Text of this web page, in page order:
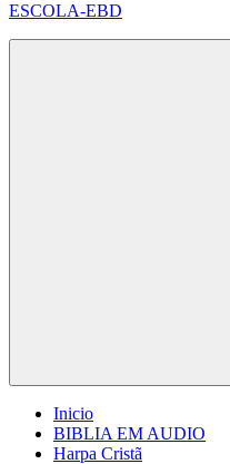
ESCOLA-EBD
Inicio
BIBLIA EM AUDIO
Harpa Cristã